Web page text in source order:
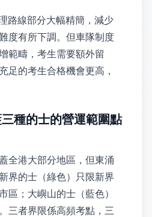
路線部分大幅精簡，減少
度有所下調。但車隊制度
範疇，考生需要額外留
足的考生合格機會更高，
種的士的營運範圍點
全港大部分地區，但東涌
界的士（綠色）只限新界
區；大嶼山的士（藍色）
三者界限係高頻考點，三